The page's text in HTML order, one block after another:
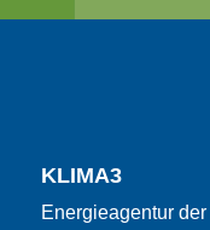
KLIMA3
Energieagentur